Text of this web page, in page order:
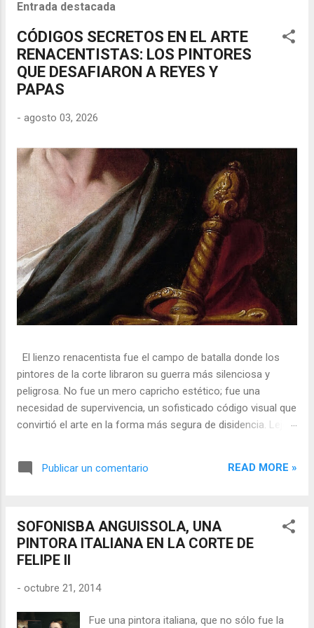
Entrada destacada
CÓDIGOS SECRETOS EN EL ARTE
RENACENTISTAS: LOS PINTORES
QUE DESAFIARON A REYES Y
PAPAS
- agosto 03, 2026
El lienzo renacentista fue el campo de batalla donde los
pintores de la corte libraron su guerra más silenciosa y
peligrosa. No fue un mero capricho estético; fue una
necesidad de supervivencia, un sofisticado código visual que
convirtió el arte en la forma más segura de disidencia. Lejos
artistas eran agentes dobles, equilibrando su necesidad de
mecenazgo real con la obligación de preservar su integridad
pintores encontraron en los símbolos, las distorsiones y los
objetos cotidianos un lenguaje cifrado capaz de eludir a los
censores y desafiar al trono. 🎭 La arquitectura del engaño
sino un objeto tridimensional y multifacético. Los pintores
de la corte eran los agentes dobles definitivos, y dominaban
Publicar un comentario READ MORE »
SOFONISBA ANGUISSOLA, UNA
PINTORA ITALIANA EN LA CORTE DE
FELIPE II
- octubre 21, 2014
Fue una pintora italiana, que no sólo fue la